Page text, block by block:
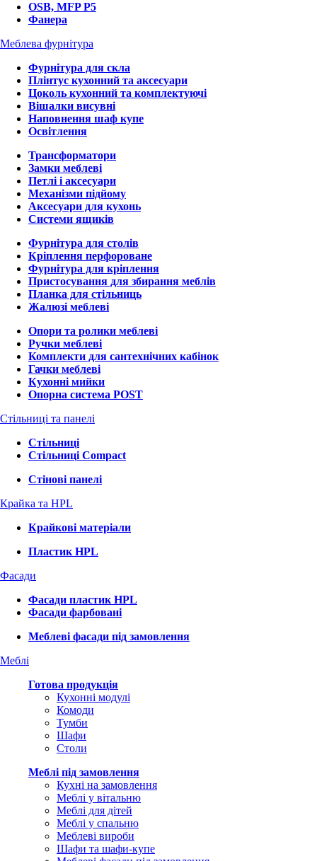
OSB, MFP P5
Фанера
Меблева фурнітура
Фурнітура для скла
Плінтус кухонний та аксесуари
Цоколь кухонний та комплектуючі
Вішалки висувні
Наповнення шаф купе
Освітлення
Трансформатори
Замки меблеві
Петлі і аксесуари
Механізми підйому
Аксесуари для кухонь
Системи ящиків
Фурнітура для столів
Кріплення перфороване
Фурнітура для кріплення
Пристосування для збирання меблів
Планка для стільниць
Жалюзі меблеві
Опори та ролики меблеві
Ручки меблеві
Комплекти для сантехнічних кабінок
Гачки меблеві
Кухонні мийки
Опорна система POST
Стільниці та панелі
Стільниці
Стільниці Compact
Стінові панелі
Крайка та HPL
Крайкові матеріали
Пластик HPL
Фасади
Фасади пластик HPL
Фасади фарбовані
Меблеві фасади під замовлення
Меблі
Готова продукція
Кухонні модулі
Комоди
Тумби
Шафи
Столи
Меблі під замовлення
Кухні на замовлення
Меблі у вітальню
Меблі для дітей
Меблі у спальню
Меблеві вироби
Шафи та шафи-купе